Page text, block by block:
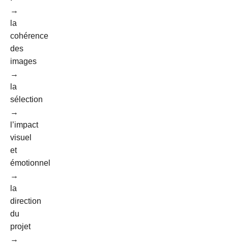
→
la
cohérence
des
images
→
la
sélection
→
l’impact
visuel
et
émotionnel
→
la
direction
du
projet
→